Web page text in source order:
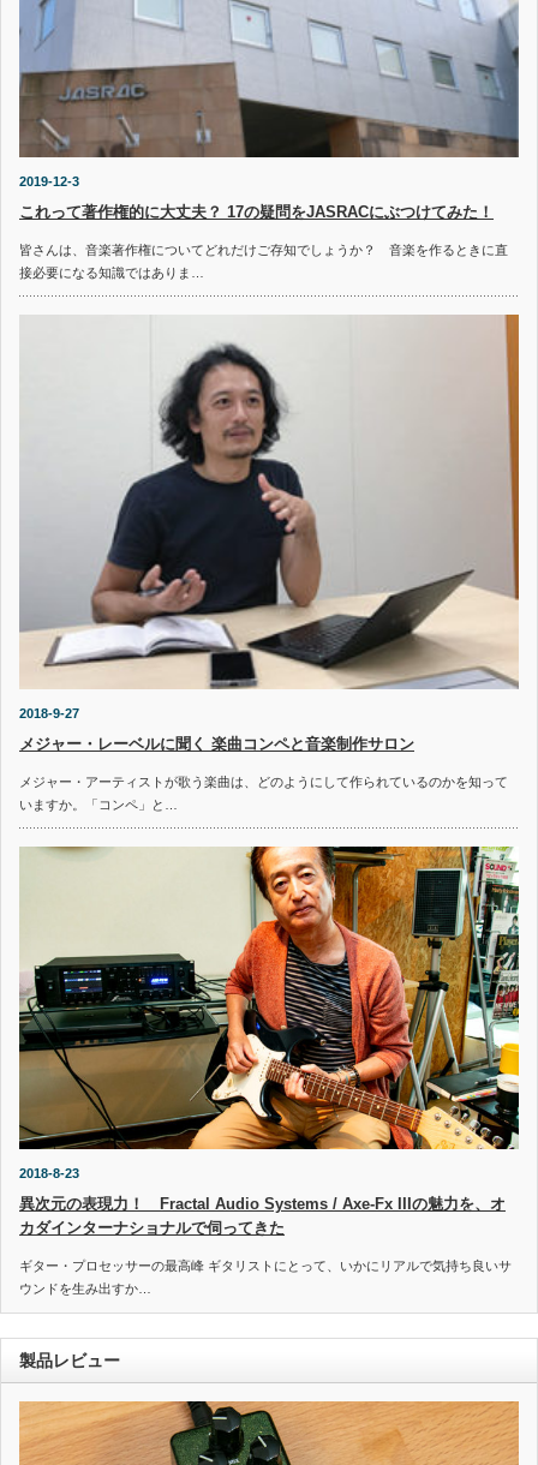
2019-12-3
これって著作権的に大丈夫？ 17の疑問をJASRACにぶつけてみた！
皆さんは、音楽著作権についてどれだけご存知でしょうか？ 音楽を作るときに直
接必要になる知識ではありま…
2018-9-27
メジャー・レーベルに聞く 楽曲コンペと音楽制作サロン
メジャー・アーティストが歌う楽曲は、どのようにして作られているのかを知って
いますか。「コンペ」と…
2018-8-23
異次元の表現力！ Fractal Audio Systems / Axe-Fx IIIの魅力を、オ
カダインターナショナルで伺ってきた
ギター・プロセッサーの最高峰 ギタリストにとって、いかにリアルで気持ち良いサ
ウンドを生み出すか…
製品レビュー